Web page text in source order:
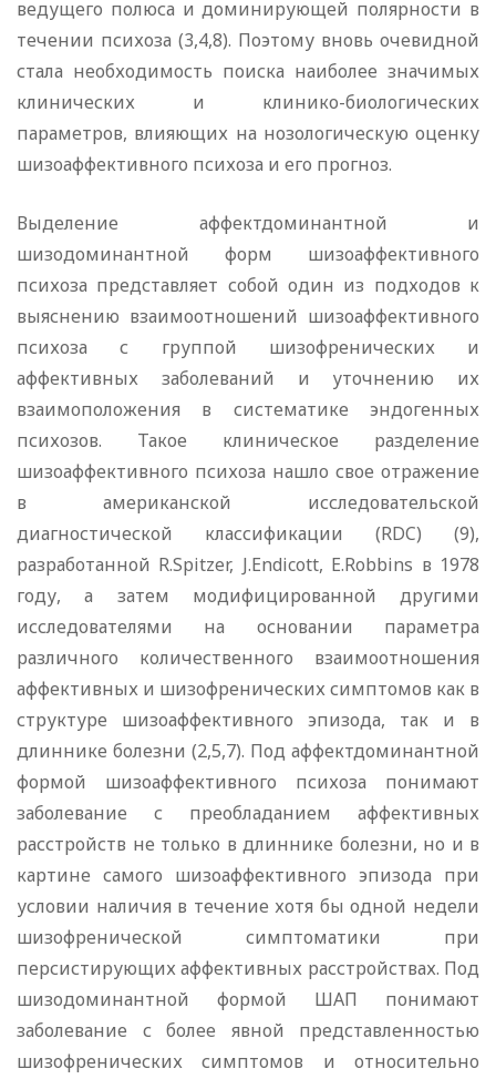
ведущего полюса и доминирующей полярности в
течении психоза (3,4,8). Поэтому вновь очевидной
стала необходимость поиска наиболее значимых
клинических и клинико-биологических
параметров, влияющих на нозологическую оценку
шизоаффективного психоза и его прогноз.
Выделение аффектдоминантной и
шизодоминантной форм шизоаффективного
психоза представляет собой один из подходов к
выяснению взаимоотношений шизоаффективного
психоза с группой шизофренических и
аффективных заболеваний и уточнению их
взаимоположения в систематике эндогенных
психозов. Такое клиническое разделение
шизоаффективного психоза нашло свое отражение
в американской исследовательской
диагностической классификации (RDC) (9),
разработанной R.Spitzer, J.Endicott, E.Robbins в 1978
году, а затем модифицированной другими
исследователями на основании параметра
различного количественного взаимоотношения
аффективных и шизофренических симптомов как в
структуре шизоаффективного эпизода, так и в
длиннике болезни (2,5,7). Под аффектдоминантной
формой шизоаффективного психоза понимают
заболевание с преобладанием аффективных
расстройств не только в длиннике болезни, но и в
картине самого шизоаффективного эпизода при
условии наличия в течение хотя бы одной недели
шизофренической симптоматики при
персистирующих аффективных расстройствах. Под
шизодоминантной формой ШАП понимают
заболевание с более явной представленностью
шизофренических симптомов и относительно